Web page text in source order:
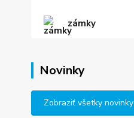
zámky
Novinky
Zobraziť všetky novinky